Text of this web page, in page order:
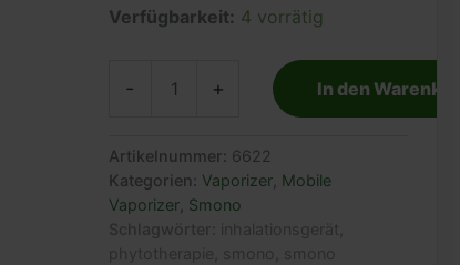
Verfügbarkeit: 4 vorrätig
-
Sunshine:
für
unterwegs
Menge
+ In den
Artikelnummer: 6622
Kategorien: Vaporizer, Mobile
Vaporizer, Smono